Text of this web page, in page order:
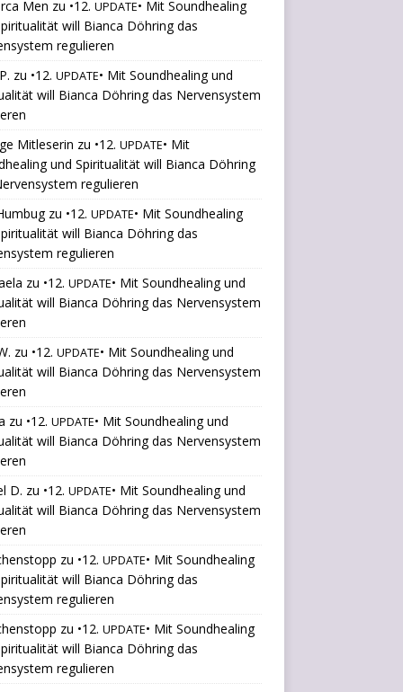
Men zu •12. UPDATE• Mit Soundhealing
will Bianca Döhring das
regulieren
zu •12. UPDATE• Mit Soundhealing und
will Bianca Döhring das Nervensystem
Mitleserin zu •12. UPDATE• Mit
und Spiritualität will Bianca Döhring
regulieren
zu •12. UPDATE• Mit Soundhealing
will Bianca Döhring das
regulieren
zu •12. UPDATE• Mit Soundhealing und
will Bianca Döhring das Nervensystem
zu •12. UPDATE• Mit Soundhealing und
will Bianca Döhring das Nervensystem
zu •12. UPDATE• Mit Soundhealing und
will Bianca Döhring das Nervensystem
D. zu •12. UPDATE• Mit Soundhealing und
will Bianca Döhring das Nervensystem
zu •12. UPDATE• Mit Soundhealing
will Bianca Döhring das
regulieren
zu •12. UPDATE• Mit Soundhealing
will Bianca Döhring das
regulieren